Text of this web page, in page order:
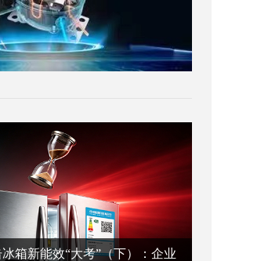
冰箱新能效“大考”（下）：企业